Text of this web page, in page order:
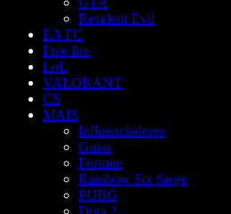
Resident Evil
EA FC
Free fire
LoL
VALORANT
CS
MAIS
Influenciadores
Guias
Fortnite
Rainbow Six Siege
PUBG
Dota 2